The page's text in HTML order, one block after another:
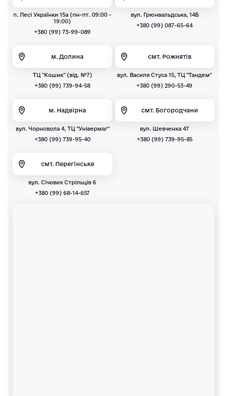
п. Лесі Українки 15а (пн-пт. 09:00 -
19:00)
+380 (99) 73-99-089
вул. Грюнвальдська, 14Б
+380 (99) 087-65-64
м. Долина
ТЦ "Кошик" (від. №7)
+380 (99) 739-94-58
смт. Рожнятів
вул. Василя Стуса 15, ТЦ "Тандем"
+380 (99) 290-53-49
м. Надвірна
вул. Чорновола 4, ТЦ "Універмаг"
+380 (99) 739-95-40
смт. Богородчани
вул. Шевченка 47
+380 (99) 739-95-85
смт. Перегінське
вул. Січових Стрільців 6
+380 (99) 68-14-657